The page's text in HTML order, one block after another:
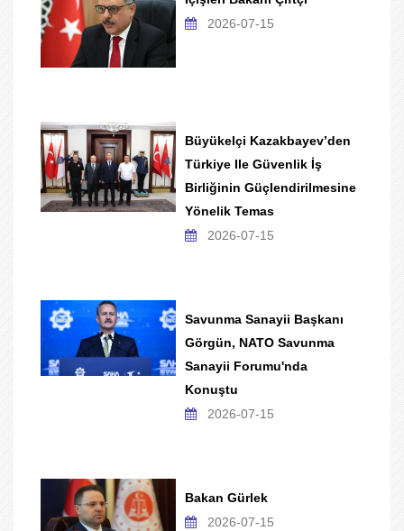
2026-07-15
Büyükelçi Kazakbayev’den
Türkiye Ile Güvenlik İş
Birliğinin Güçlendirilmesine
Yönelik Temas
2026-07-15
Savunma Sanayii Başkanı
Görgün, NATO Savunma
Sanayii Forumu'nda
Konuştu
2026-07-15
Bakan Gürlek
2026-07-15